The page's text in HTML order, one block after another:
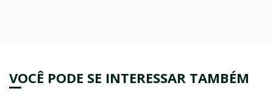
VOCÊ PODE SE INTERESSAR TAMBÉM